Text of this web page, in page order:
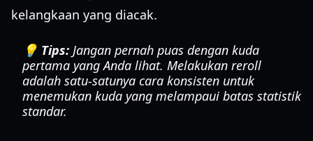
kelangkaan yang diacak.
💡 Tips: Jangan pernah puas dengan kuda
pertama yang Anda lihat. Melakukan reroll
adalah satu-satunya cara konsisten untuk
menemukan kuda yang melampaui batas statistik
standar.